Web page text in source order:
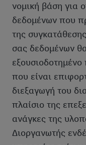
νομική βάση για
δεδομένων που
της
σας δεδομένων
που είναι
διεξαγωγή του
πλαίσιο της
ανάγκες της
Διοργανωτής